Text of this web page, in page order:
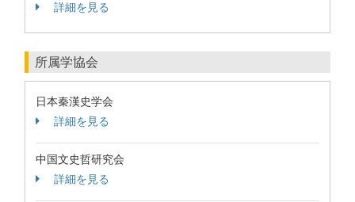
詳細を見る
所属学協会
日本秦漢史学会
詳細を見る
中国文史哲研究会
詳細を見る